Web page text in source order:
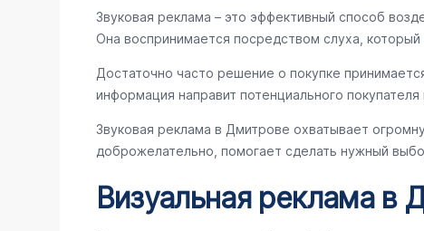
Звуковая реклама – это эффективный способ
Она воспринимается посредством слуха,
Достаточно часто решение о покупке
информация направит потенциального
Звуковая реклама в Дмитрове охватывает
доброжелательно, помогает сделать нужный
Визуальная реклама в